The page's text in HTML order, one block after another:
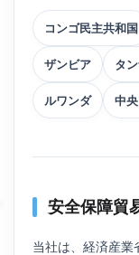
コンゴ民主共和国
ザンビア タ
ルワンダ 中
安全保障貿
当社は、経済産業